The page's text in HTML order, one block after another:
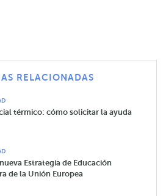
RELACIONADAS
térmico: cómo solicitar la ayuda
Estrategia de Educación
de la Unión Europea